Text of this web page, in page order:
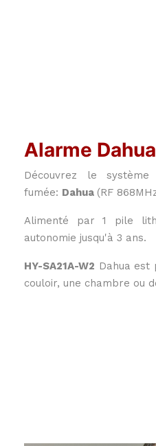
Alarme
Découvrez le
fumée: Dahua (RF
Alimenté par 1 pile
autonomie jusqu'à 3 ans.
HY-SA21A-W2 Dahua est
couloir, une chambre ou